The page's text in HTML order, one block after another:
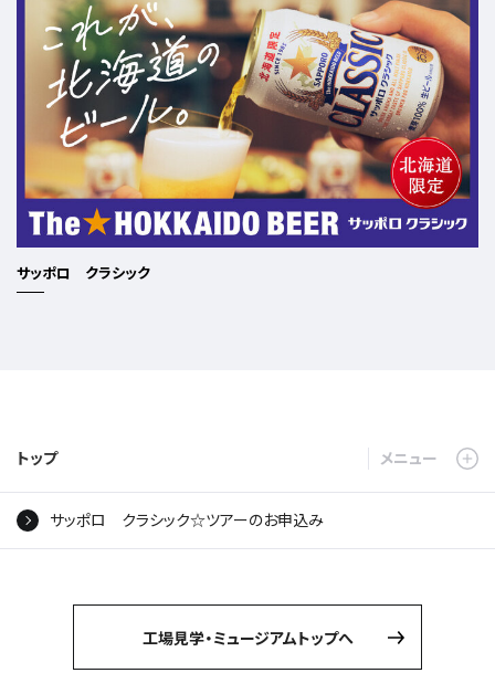
サッポロ クラシック
トップ
サッポロ クラシック☆ツアーのお申込み
工場見学・ミュージアムトップへ